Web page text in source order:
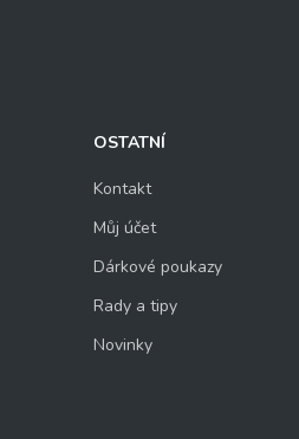
OSTATNÍ
Kontakt
Můj účet
Dárkové poukazy
Rady a tipy
Novinky